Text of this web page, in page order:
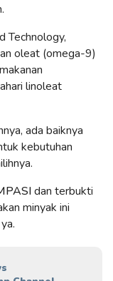
Technology,
oleat (omega-9)
linoleat
ada baiknya
kebutuhan
dan terbukti
minyak ini